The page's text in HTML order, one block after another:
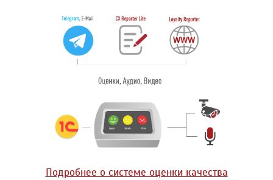
Подробнее о cистеме оценки качества